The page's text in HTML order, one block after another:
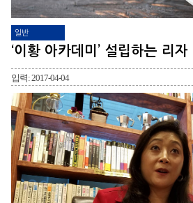
일반
‘이황 아카데미’ 설립하는 리
입력: 2017-04-04